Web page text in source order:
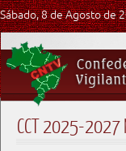
Sábado, 8 de Agosto de
CCT 2025-2027